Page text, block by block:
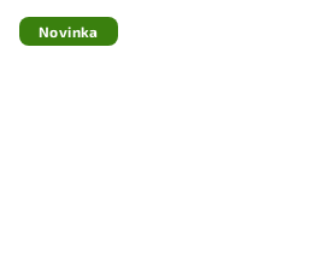
Novinka